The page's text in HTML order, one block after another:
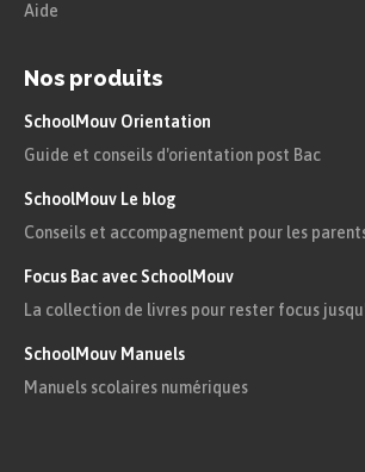
Aide
Nos produits
SchoolMouv Orientation
Guide et conseils d'orientation post Bac
SchoolMouv Le blog
Conseils et accompagnement pour les
Focus Bac avec SchoolMouv
La collection de livres pour rester focus
SchoolMouv Manuels
Manuels scolaires numériques